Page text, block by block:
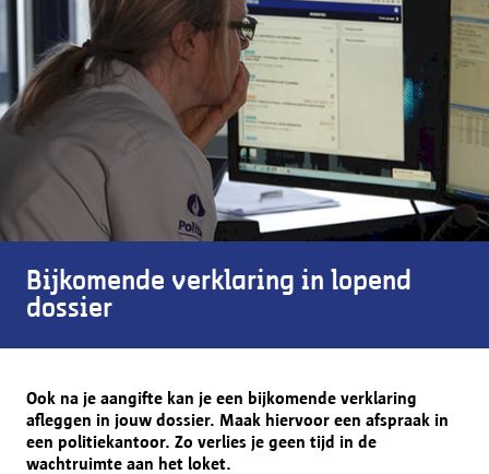
Bijkomende verklaring in lopend
dossier
Ook na je aangifte kan je een bijkomende verklaring
afleggen in jouw dossier. Maak hiervoor een afspraak in
een politiekantoor. Zo verlies je geen tijd in de
wachtruimte aan het loket.